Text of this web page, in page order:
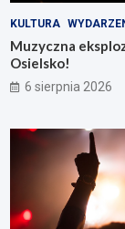
KULTURA
Muzyczna
Osielsko!
6 sierpnia 2026